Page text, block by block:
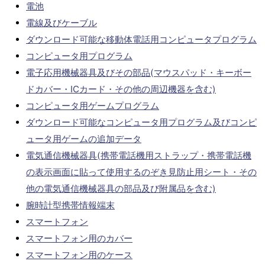
電池
電線及びケーブル
ダウンロード可能な移動体電話用コンピュータプログラム
コンピュータ用プログラム
電子応用機械器具及びその部品(マウスパッド・キーボー
ドカバー・ICカード・その他の周辺機器を含む)
コンピュータ用ゲームプログラム
ダウンロード可能なコンピュータ用プログラム及びコンピ
ュータ用ゲームの追加データ
電気通信機械器具(携帯電話機用ストラップ・携帯電話機
の表示画面に貼って使用するのぞき見防止用シート・その
他の電気通信機械器具の部品及び附属品を含む)
腕時計型携帯情報端末
スマートフォン
スマートフォン用のカバー
スマートフォン用のケース